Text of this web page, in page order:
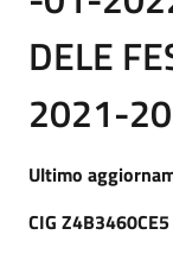
DELE
2021-
Ultimo
CIG Z4B3460CE5